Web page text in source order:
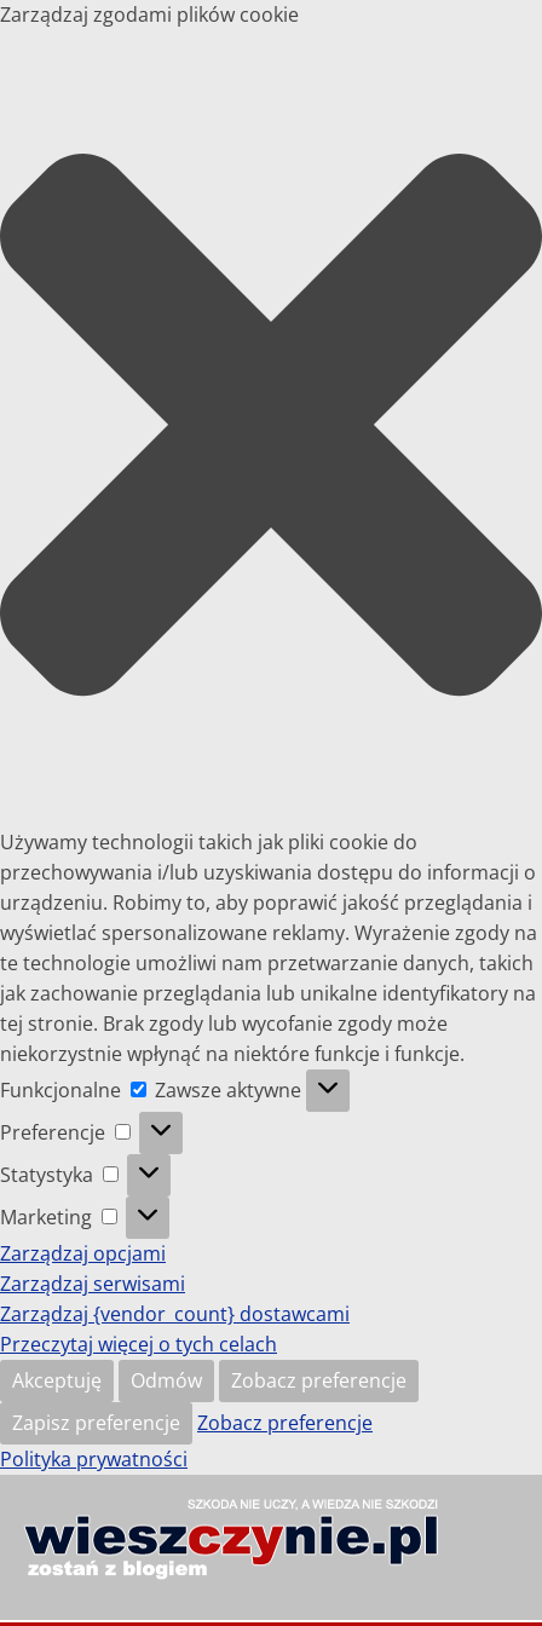
Zarządzaj zgodami plików cookie
Używamy technologii takich jak pliki cookie do
przechowywania i/lub uzyskiwania dostępu do informacji o
urządzeniu. Robimy to, aby poprawić jakość przeglądania i
wyświetlać spersonalizowane reklamy. Wyrażenie zgody na
te technologie umożliwi nam przetwarzanie danych, takich
jak zachowanie przeglądania lub unikalne identyfikatory na
tej stronie. Brak zgody lub wycofanie zgody może
niekorzystnie wpłynąć na niektóre funkcje i funkcje.
Funkcjonalne
Funkcjonalne
Zawsze aktywne
Preferencje
Preferencje
Statystyka
Statystyka
Marketing
Marketing
Zarządzaj opcjami
Zarządzaj serwisami
Zarządzaj {vendor_count} dostawcami
Przeczytaj więcej o tych celach
Akceptuję
Odmów
Zobacz preferencje
Zapisz preferencje
Zobacz preferencje
Polityka prywatności
treściwieszczynie.pl
Szkoda